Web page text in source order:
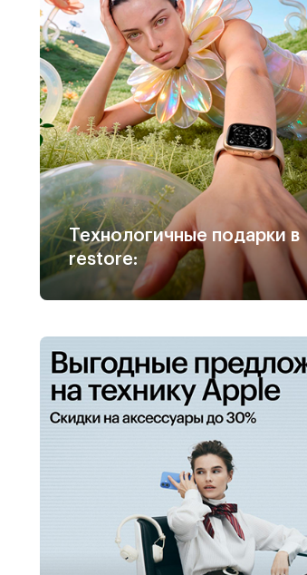
Технологичные подарки в
restore: